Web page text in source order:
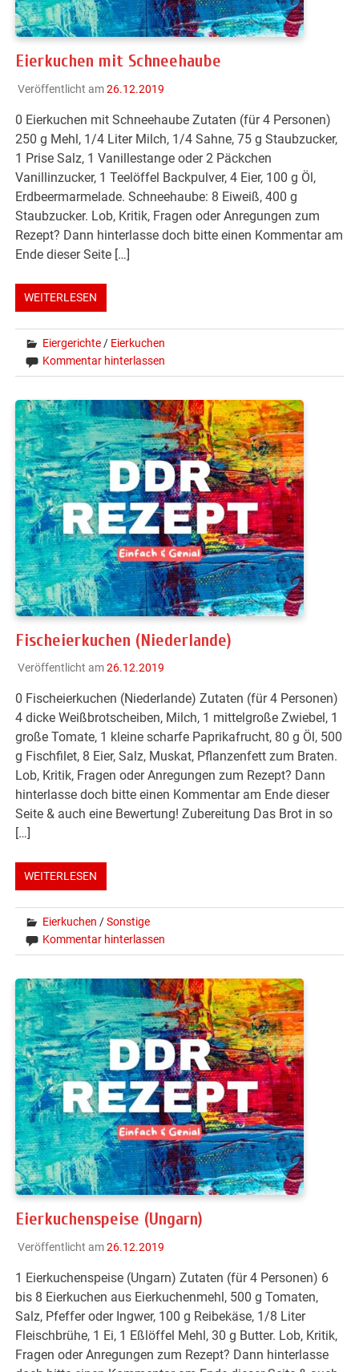
Eierkuchen mit Schneehaube
Veröffentlicht am26.12.2019
0 Eierkuchen mit Schneehaube Zutaten (für 4 Personen)
250 g Mehl, 1/4 Liter Milch, 1/4 Sahne, 75 g Staubzucker,
1 Prise Salz, 1 Vanillestange oder 2 Päckchen
Vanillinzucker, 1 Teelöffel Backpulver, 4 Eier, 100 g Öl,
Erdbeermarmelade. Schneehaube: 8 Eiweiß, 400 g
Staubzucker. Lob, Kritik, Fragen oder Anregungen zum
Rezept? Dann hinterlasse doch bitte einen Kommentar am
Ende dieser Seite […]
WEITERLESEN
Eiergerichte / Eierkuchen
Kommentar hinterlassen
Fischeierkuchen (Niederlande)
Veröffentlicht am26.12.2019
0 Fischeierkuchen (Niederlande) Zutaten (für 4 Personen)
4 dicke Weißbrotscheiben, Milch, 1 mittelgroße Zwiebel, 1
große Tomate, 1 kleine scharfe Paprikafrucht, 80 g Öl, 500
g Fischfilet, 8 Eier, Salz, Muskat, Pflanzenfett zum Braten.
Lob, Kritik, Fragen oder Anregungen zum Rezept? Dann
hinterlasse doch bitte einen Kommentar am Ende dieser
Seite & auch eine Bewertung! Zubereitung Das Brot in so
[…]
WEITERLESEN
Eierkuchen /Sonstige
Kommentar hinterlassen
Eierkuchenspeise (Ungarn)
Veröffentlicht am26.12.2019
1 Eierkuchenspeise (Ungarn) Zutaten (für 4 Personen) 6
bis 8 Eierkuchen aus Eierkuchenmehl, 500 g Tomaten,
Salz, Pfeffer oder Ingwer, 100 g Reibekäse, 1/8 Liter
Fleischbrühe, 1 Ei, 1 Eßlöffel Mehl, 30 g Butter. Lob, Kritik,
Fragen oder Anregungen zum Rezept? Dann hinterlasse